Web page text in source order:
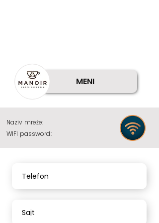
MENI
Naziv mreže:
WIFI password:
Telefon
Sajt